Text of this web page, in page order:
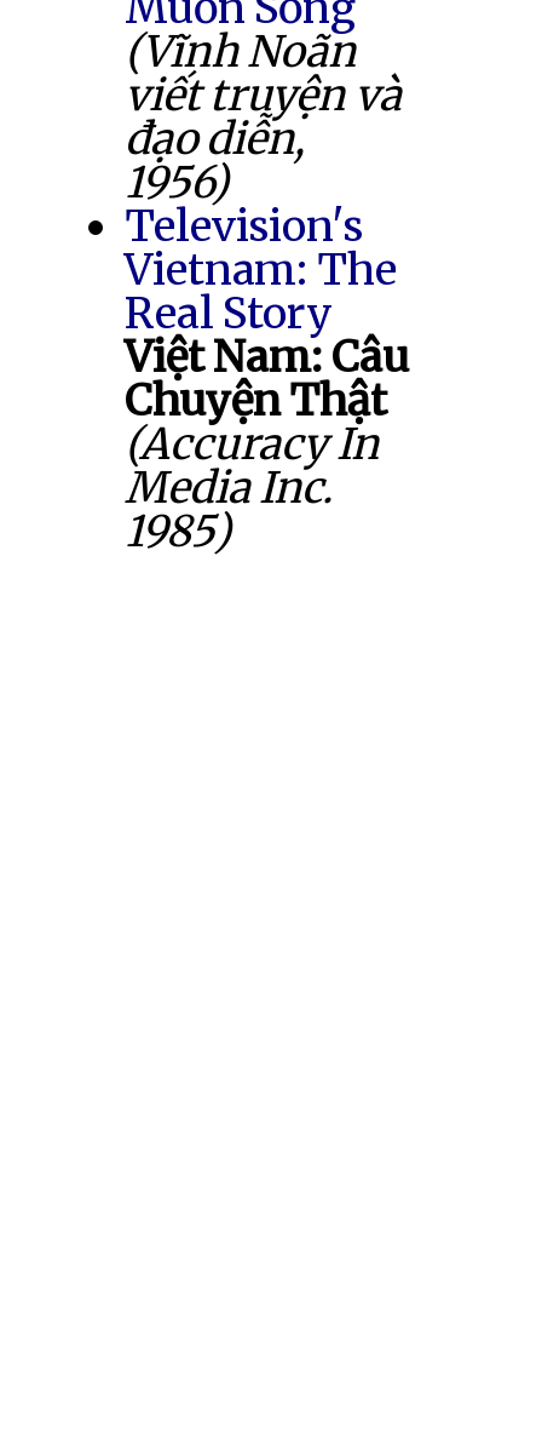
(Vĩnh Noãn
viết truyện và
đạo diễn,
1956)
Television's
Vietnam: The
Real Story
Việt Nam: Câu
Chuyện Thật
(Accuracy In
Media Inc.
1985)